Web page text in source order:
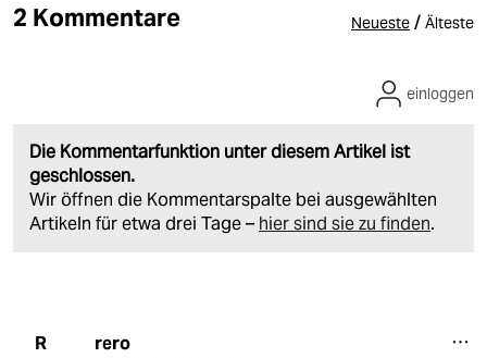
2 Kommentare Neueste / Älteste
Die Kommentarfunktion unter diesem Artikel ist
geschlossen.
Wir öffnen die Kommentarspalte bei ausgewählten
Artikeln für etwa drei Tage – hier sind sie zu finden.
einloggen
R rero